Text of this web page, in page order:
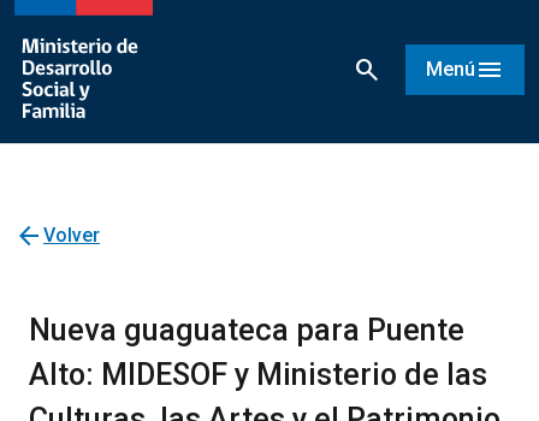
search Menú menu
arrow_back Volver
Nueva guaguateca para Puente
Alto: MIDESOF y Ministerio de las